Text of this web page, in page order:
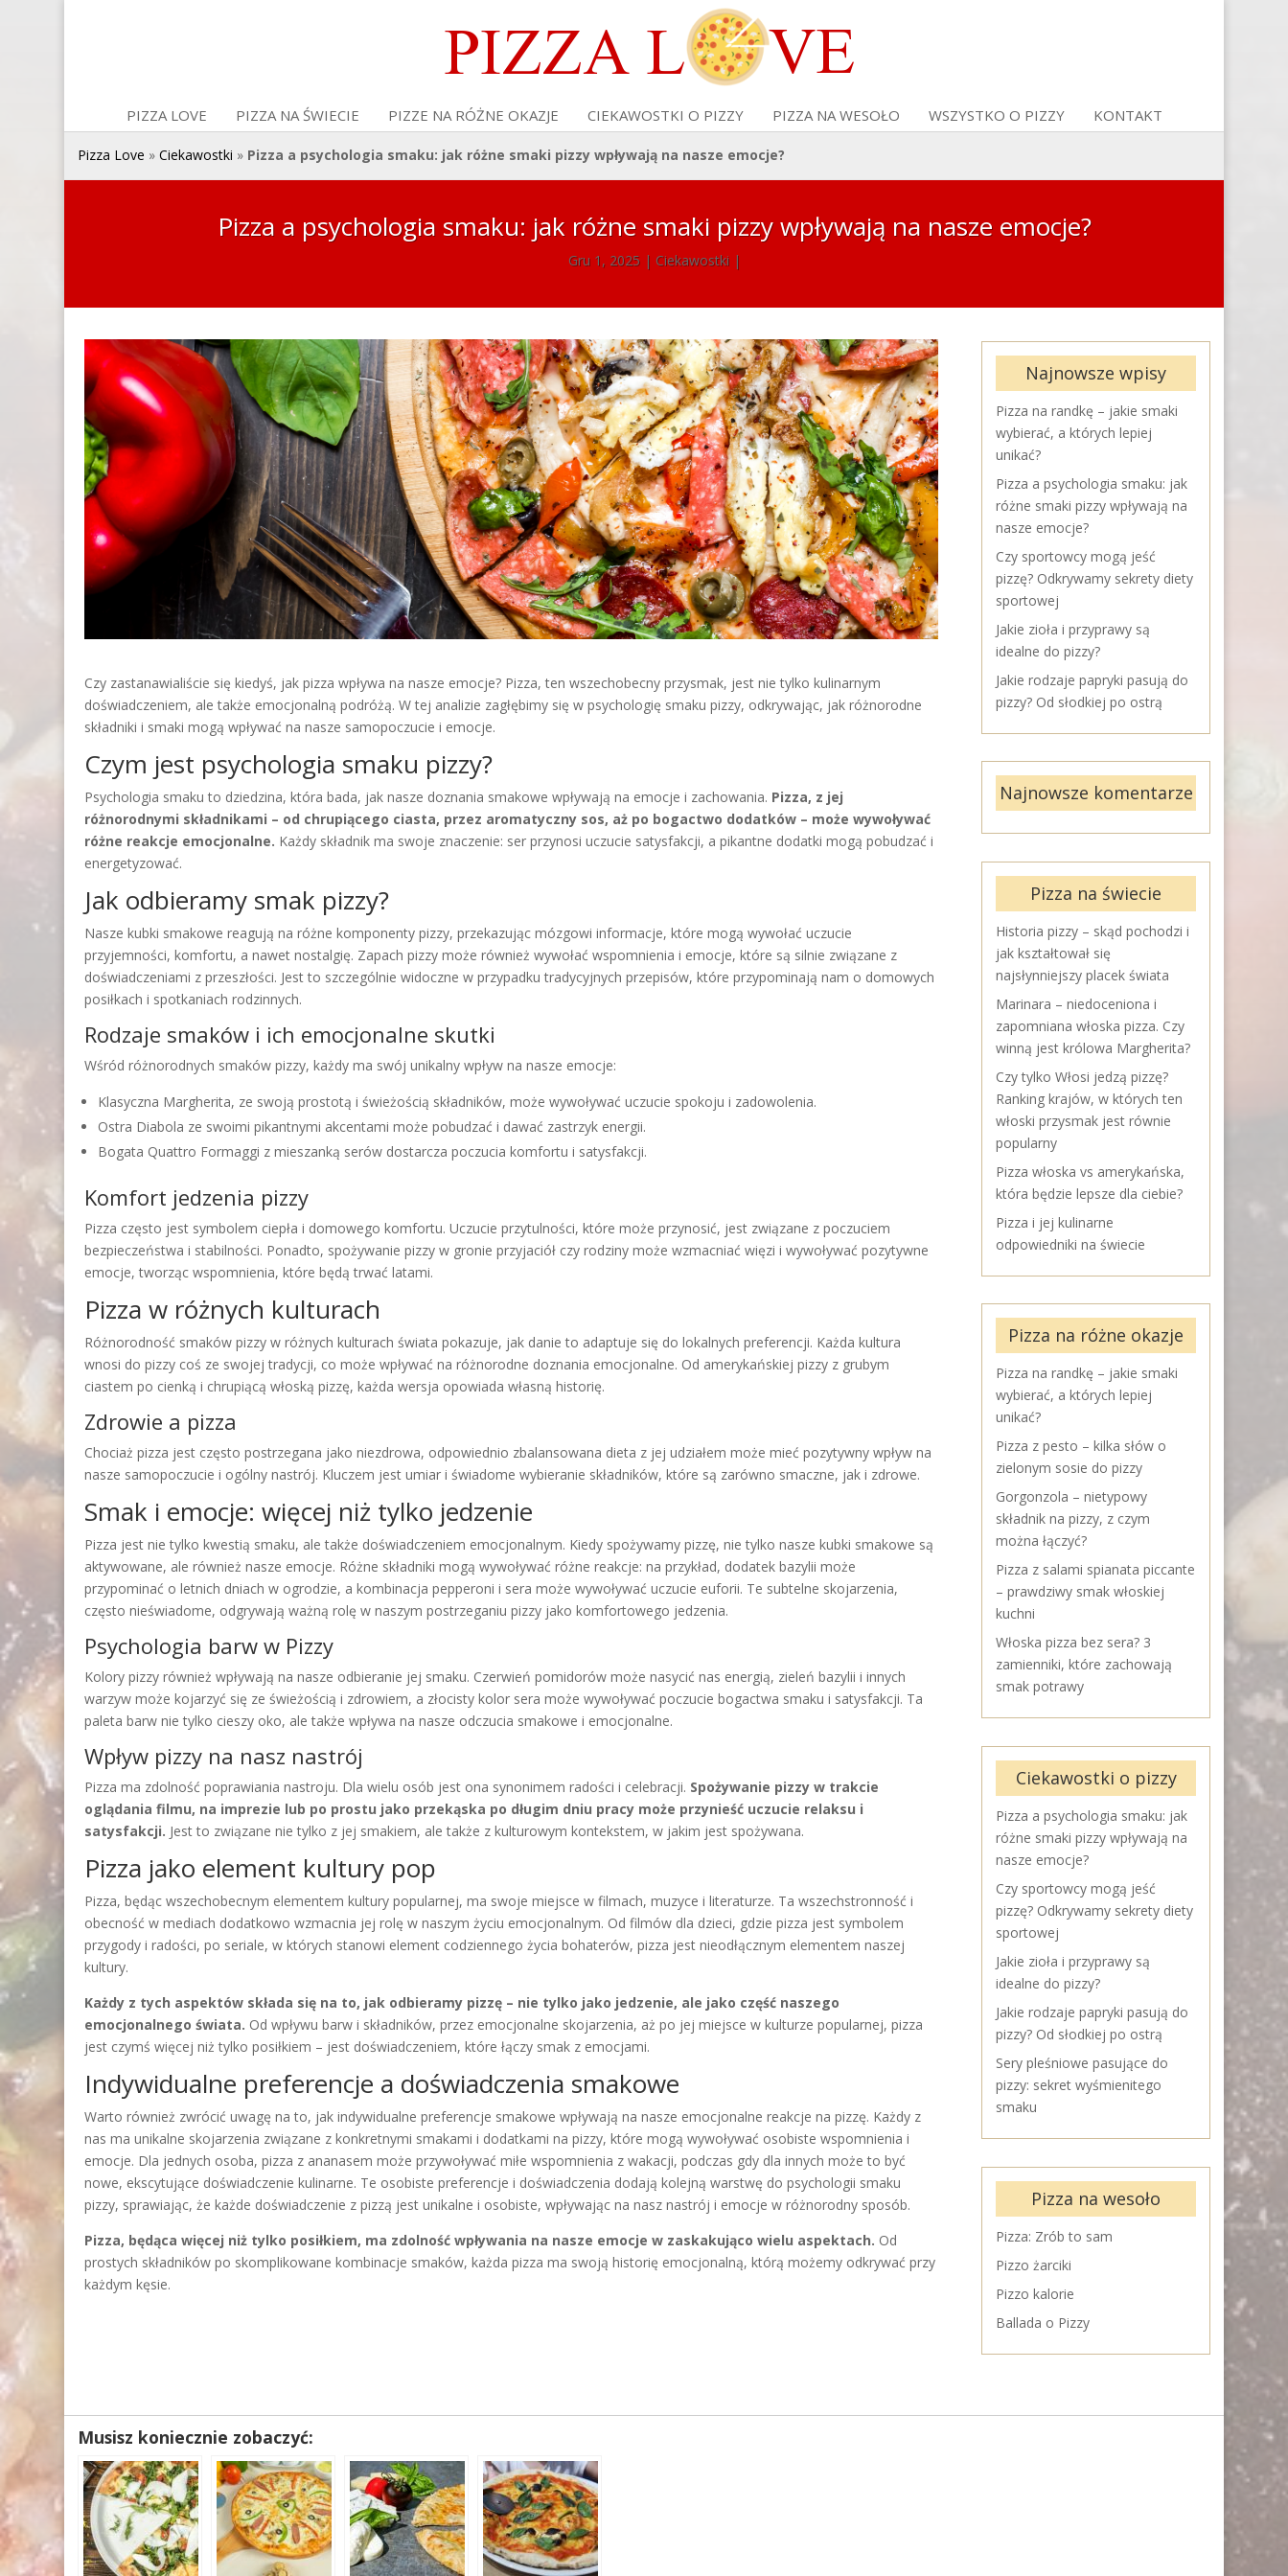
PIZZA LOVE PIZZA NA ŚWIECIE PIZZE NA RÓŻNE OKAZJE CIEKAWOSTKI O PIZZY PIZZA NA WESOŁO WSZYSTKO O PIZZY KONTAKT
Pizza Love »Ciekawostki » Pizza a psychologia smaku: jak różne smaki pizzy wpływają na nasze emocje?
Pizza a psychologia smaku: jak różne smaki pizzy wpływają na nasze emocje?
Gru 1, 2025| Ciekawostki|
Czy zastanawialiście się kiedyś, jak pizza wpływa na nasze emocje? Pizza, ten wszechobecny przysmak, jest nie tylko kulinarnym
doświadczeniem, ale także emocjonalną podróżą. W tej analizie zagłębimy się w psychologię smaku pizzy, odkrywając, jak różnorodne
składniki i smaki mogą wpływać na nasze samopoczucie i emocje.
Czym jest psychologia smaku pizzy?
Psychologia smaku to dziedzina, która bada, jak nasze doznania smakowe wpływają na emocje i zachowania. Pizza, z jej
różnorodnymi składnikami – od chrupiącego ciasta, przez aromatyczny sos, aż po bogactwo dodatków – może wywoływać
różne reakcje emocjonalne. Każdy składnik ma swoje znaczenie: ser przynosi uczucie satysfakcji, a pikantne dodatki mogą pobudzać i
energetyzować.
Jak odbieramy smak pizzy?
Nasze kubki smakowe reagują na różne komponenty pizzy, przekazując mózgowi informacje, które mogą wywołać uczucie
przyjemności, komfortu, a nawet nostalgię. Zapach pizzy może również wywołać wspomnienia i emocje, które są silnie związane z
doświadczeniami z przeszłości. Jest to szczególnie widoczne w przypadku tradycyjnych przepisów, które przypominają nam o domowych
posiłkach i spotkaniach rodzinnych.
Rodzaje smaków i ich emocjonalne skutki
Wśród różnorodnych smaków pizzy, każdy ma swój unikalny wpływ na nasze emocje:
Klasyczna Margherita, ze swoją prostotą i świeżością składników, może wywoływać uczucie spokoju i zadowolenia.
Ostra Diabola ze swoimi pikantnymi akcentami może pobudzać i dawać zastrzyk energii.
Bogata Quattro Formaggi z mieszanką serów dostarcza poczucia komfortu i satysfakcji.
Komfort jedzenia pizzy
Pizza często jest symbolem ciepła i domowego komfortu. Uczucie przytulności, które może przynosić, jest związane z poczuciem
bezpieczeństwa i stabilności. Ponadto, spożywanie pizzy w gronie przyjaciół czy rodziny może wzmacniać więzi i wywoływać pozytywne
emocje, tworząc wspomnienia, które będą trwać latami.
Pizza w różnych kulturach
Różnorodność smaków pizzy w różnych kulturach świata pokazuje, jak danie to adaptuje się do lokalnych preferencji. Każda kultura
wnosi do pizzy coś ze swojej tradycji, co może wpływać na różnorodne doznania emocjonalne. Od amerykańskiej pizzy z grubym
ciastem po cienką i chrupiącą włoską pizzę, każda wersja opowiada własną historię.
Zdrowie a pizza
Chociaż pizza jest często postrzegana jako niezdrowa, odpowiednio zbalansowana dieta z jej udziałem może mieć pozytywny wpływ na
nasze samopoczucie i ogólny nastrój. Kluczem jest umiar i świadome wybieranie składników, które są zarówno smaczne, jak i zdrowe.
Smak i emocje: więcej niż tylko jedzenie
Pizza jest nie tylko kwestią smaku, ale także doświadczeniem emocjonalnym. Kiedy spożywamy pizzę, nie tylko nasze kubki smakowe są
aktywowane, ale również nasze emocje. Różne składniki mogą wywoływać różne reakcje: na przykład, dodatek bazylii może
przypominać o letnich dniach w ogrodzie, a kombinacja pepperoni i sera może wywoływać uczucie euforii. Te subtelne skojarzenia,
często nieświadome, odgrywają ważną rolę w naszym postrzeganiu pizzy jako komfortowego jedzenia.
Psychologia barw w Pizzy
Kolory pizzy również wpływają na nasze odbieranie jej smaku. Czerwień pomidorów może nasycić nas energią, zieleń bazylii i innych
warzyw może kojarzyć się ze świeżością i zdrowiem, a złocisty kolor sera może wywoływać poczucie bogactwa smaku i satysfakcji. Ta
paleta barw nie tylko cieszy oko, ale także wpływa na nasze odczucia smakowe i emocjonalne.
Wpływ pizzy na nasz nastrój
Pizza ma zdolność poprawiania nastroju. Dla wielu osób jest ona synonimem radości i celebracji. Spożywanie pizzy w trakcie
oglądania filmu, na imprezie lub po prostu jako przekąska po długim dniu pracy może przynieść uczucie relaksu i
satysfakcji. Jest to związane nie tylko z jej smakiem, ale także z kulturowym kontekstem, w jakim jest spożywana.
Pizza jako element kultury pop
Pizza, będąc wszechobecnym elementem kultury popularnej, ma swoje miejsce w filmach, muzyce i literaturze. Ta wszechstronność i
obecność w mediach dodatkowo wzmacnia jej rolę w naszym życiu emocjonalnym. Od filmów dla dzieci, gdzie pizza jest symbolem
przygody i radości, po seriale, w których stanowi element codziennego życia bohaterów, pizza jest nieodłącznym elementem naszej
kultury.
Każdy z tych aspektów składa się na to, jak odbieramy pizzę – nie tylko jako jedzenie, ale jako część naszego
emocjonalnego świata. Od wpływu barw i składników, przez emocjonalne skojarzenia, aż po jej miejsce w kulturze popularnej, pizza
jest czymś więcej niż tylko posiłkiem – jest doświadczeniem, które łączy smak z emocjami.
Indywidualne preferencje a doświadczenia smakowe
Warto również zwrócić uwagę na to, jak indywidualne preferencje smakowe wpływają na nasze emocjonalne reakcje na pizzę. Każdy z
nas ma unikalne skojarzenia związane z konkretnymi smakami i dodatkami na pizzy, które mogą wywoływać osobiste wspomnienia i
emocje. Dla jednych osoba, pizza z ananasem może przywoływać miłe wspomnienia z wakacji, podczas gdy dla innych może to być
nowe, ekscytujące doświadczenie kulinarne. Te osobiste preferencje i doświadczenia dodają kolejną warstwę do psychologii smaku
pizzy, sprawiając, że każde doświadczenie z pizzą jest unikalne i osobiste, wpływając na nasz nastrój i emocje w różnorodny sposób.
Pizza, będąca więcej niż tylko posiłkiem, ma zdolność wpływania na nasze emocje w zaskakująco wielu aspektach. Od
prostych składników po skomplikowane kombinacje smaków, każda pizza ma swoją historię emocjonalną, którą możemy odkrywać przy
każdym kęsie.
Najnowsze wpisy
Pizza na randkę – jakie smaki
wybierać, a których lepiej
unikać?
Pizza a psychologia smaku: jak
różne smaki pizzy wpływają na
nasze emocje?
Czy sportowcy mogą jeść
pizzę? Odkrywamy sekrety diety
sportowej
Jakie zioła i przyprawy są
idealne do pizzy?
Jakie rodzaje papryki pasują do
pizzy? Od słodkiej po ostrą
Najnowsze komentarze
Pizza na świecie
Historia pizzy – skąd pochodzi i
jak kształtował się
najsłynniejszy placek świata
Marinara – niedoceniona i
zapomniana włoska pizza. Czy
winną jest królowa Margherita?
Czy tylko Włosi jedzą pizzę?
Ranking krajów, w których ten
włoski przysmak jest równie
popularny
Pizza włoska vs amerykańska,
która będzie lepsze dla ciebie?
Pizza i jej kulinarne
odpowiedniki na świecie
Pizza na różne okazje
Pizza na randkę – jakie smaki
wybierać, a których lepiej
unikać?
Pizza z pesto – kilka słów o
zielonym sosie do pizzy
Gorgonzola – nietypowy
składnik na pizzy, z czym
można łączyć?
Pizza z salami spianata piccante
– prawdziwy smak włoskiej
kuchni
Włoska pizza bez sera? 3
zamienniki, które zachowają
smak potrawy
Ciekawostki o pizzy
Pizza a psychologia smaku: jak
różne smaki pizzy wpływają na
nasze emocje?
Czy sportowcy mogą jeść
pizzę? Odkrywamy sekrety diety
sportowej
Jakie zioła i przyprawy są
idealne do pizzy?
Jakie rodzaje papryki pasują do
pizzy? Od słodkiej po ostrą
Sery pleśniowe pasujące do
pizzy: sekret wyśmienitego
smaku
Pizza na wesoło
Pizza: Zrób to sam
Pizzo żarciki
Pizzo kalorie
Ballada o Pizzy
Musisz koniecznie zobaczyć: